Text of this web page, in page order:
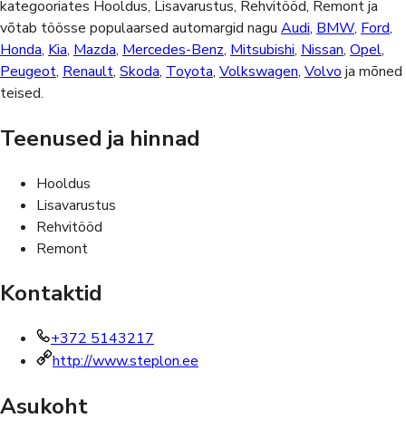
kategooriates Hooldus, Lisavarustus, Rehvitööd, Remontja
võtab töösse populaarsed automargid nagu Audi, BMW, Ford,
Honda, Kia, Mazda, Mercedes-Benz, Mitsubishi, Nissan, Opel,
Peugeot, Renault, Skoda, Toyota, Volkswagen, Volvo ja mõned
teised.
Teenused ja hinnad
Hooldus
Lisavarustus
Rehvitööd
Remont
Kontaktid
+372 5143217
http://www.steplon.ee
Asukoht